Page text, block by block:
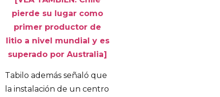
pierde su lugar como
primer productor de
litio a nivel mundial y es
superado por Australia]
Tabilo además señaló que
la instalación de un centro